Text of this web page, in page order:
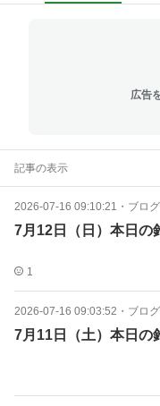
広告
記事の表示
2026-07-16 09:10:21 ・ ブログ
7月12日（日）本日の
1
2026-07-16 09:03:52 ・ ブログ
7月11日（土）本日の